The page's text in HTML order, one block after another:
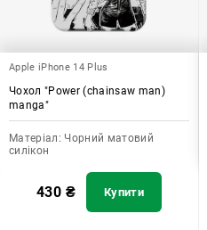
Apple iPhone 14 Plus
Чохол "Power (chainsaw man)
manga"
Матеріал: Чорний матовий
силікон
430 ₴ Купити